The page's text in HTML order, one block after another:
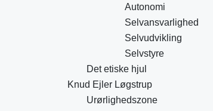
Autonomi
Selvansvarlighed
Selvudvikling
Selvstyre
Det etiske hjul
Knud Ejler Løgstrup
Urørlighedszone